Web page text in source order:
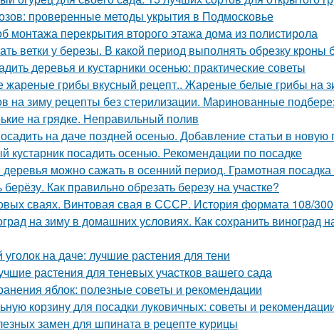
проверенные методы укрытия в Подмосковье
монтажа перекрытия второго этажа дома из полистирола
ветки у березы. В какой период выполнять обрезку кроны
деревья и кустарники осенью: практические советы
жареные грибы вкусный рецепт.. Жареные белые грибы на
на зиму рецепты без стерилизации. Маринованные
на грядке. Неправильный полив
на даче поздней осенью. Добавление статьи в новую
кустарник посадить осенью. Рекомендации по посадке
деревья можно сажать в осенний период. Грамотная
Как правильно обрезать березу на участке?
сваях. Винтовая свая в СССР. История формата 108/300
на зиму в домашних условиях. Как сохранить
на даче: лучшие растения для тени
растения для теневых участков вашего сада
яблок: полезные советы и рекомендации
корзину для посадки луковичных: советы и
замен для шпината в рецепте курицы